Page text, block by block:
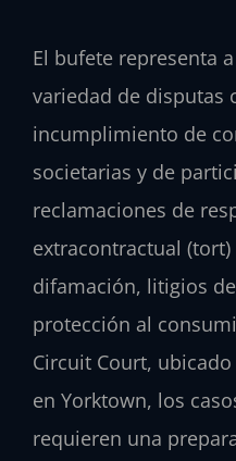
El bufete representa
variedad de disputas
incumplimiento de
societarias y de
reclamaciones de
extracontractual
difamación, litigios
protección al
Circuit Court,
en Yorktown, los
requieren una